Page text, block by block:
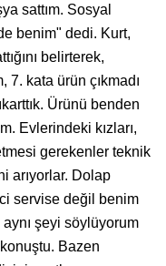
sattım. Sosyal
benim" dedi. Kurt,
belirterek,
7. kata ürün çıkmadı
Ürünü benden
Evlerindeki kızları,
gerekenler teknik
arıyorlar. Dolap
servise değil benim
şeyi söylüyorum
Bazen